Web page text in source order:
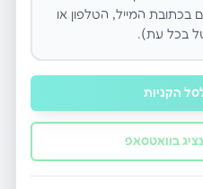
בכתובת המייל, הטלפון או
הקניות
בוואטסאפ